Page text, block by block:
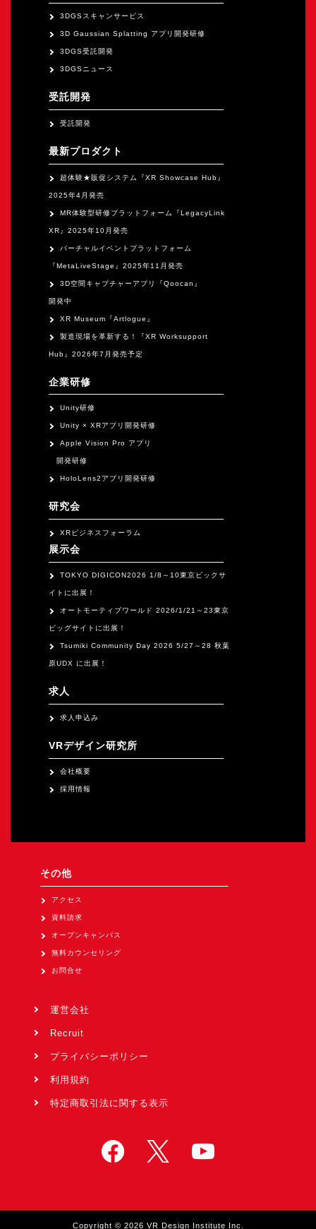
オンライン
3DGSスキャンサービス
3D Gaussian Splatting アプリ開発研修
3DGS受託開発
3DGSニュース
受託開発
受託開発
最新プロダクト
超体験★販促システム『XR Showcase Hub』
2025年4月発売
MR体験型研修プラットフォーム『LegacyLink
XR』2025年10月発売
バーチャルイベントプラットフォーム
『MetaLiveStage』2025年11月発売
3D空間キャプチャーアプリ『Qoocan』
開発中
XR Museum『Artlogue』
製造現場を革新する！『XR Worksupport
Hub』2026年7月発売予定
企業研修
Unity研修
Unity × XRアプリ開発研修
Apple Vision Pro アプリ
開発研修
HoloLens2アプリ開発研修
研究会
XRビジネスフォーラム
展示会
TOKYO DIGICON2026 1/8～10東京ビックサ
イトに出展！
オートモーティブワールド 2026/1/21～23東京
ビッグサイトに出展！
Tsumiki Community Day 2026 5/27～28 秋葉
原UDX に出展！
求人
求人申込み
VRデザイン研究所
会社概要
採用情報
その他
アクセス
資料請求
オープンキャンパス
無料カウンセリング
お問合せ
運営会社
Recruit
プライバシーポリシー
利用規約
特定商取引法に関する表示
Copyright © 2026 VR Design Institute Inc.